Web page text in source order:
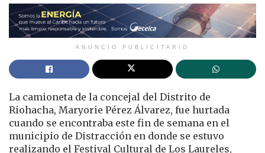
ANUNCIO PUBLICITARIO
La camioneta de la concejal del Distrito de
Riohacha, Maryorie Pérez Álvarez, fue hurtada
cuando se encontraba este fin de semana en el
municipio de Distracción en donde se estuvo
realizando el Festival Cultural de Los Laureles,